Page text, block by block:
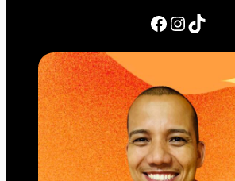
Facebook InstagramTikTok